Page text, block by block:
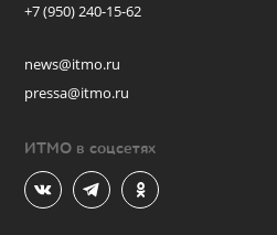
+7 (950) 240-15-62
news@itmo.ru
pressa@itmo.ru
ИТМО в соцсетях